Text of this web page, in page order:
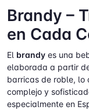
Brandy –
en Cada
El brandy es una
elaborada a partir
barricas de roble, lo
complejo y
especialmente en